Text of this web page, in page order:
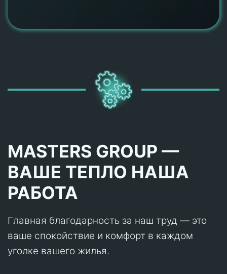
MASTERS GROUP —
ВАШЕ ТЕПЛО НАША
РАБОТА
Главная благодарность за наш труд — это
ваше спокойствие и комфорт в каждом
уголке вашего жилья.